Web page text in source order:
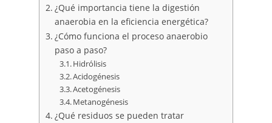
¿Qué importancia tiene la digestión
anaerobia en la eficiencia energética?
¿Cómo funciona el proceso anaerobio
paso a paso?
Hidrólisis
Acidogénesis
Acetogénesis
Metanogénesis
¿Qué residuos se pueden tratar